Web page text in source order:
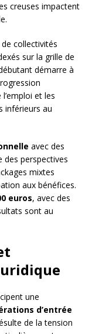
creuses impactent
collectivités
sur la grille de
démarre à
et les
inférieurs au
avec des
perspectives
mixtes
aux bénéfices.
euros, avec des
sont au
une
d’entrée
de la tension